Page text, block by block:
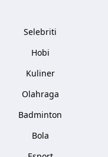
Selebriti
Hobi
Kuliner
Olahraga
Badminton
Bola